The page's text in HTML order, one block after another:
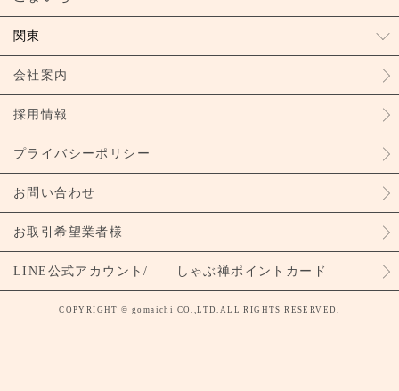
関東
会社案内
採用情報
プライバシーポリシー
お問い合わせ
お取引希望業者様
LINE公式アカウント/ しゃぶ禅ポイントカード
COPYRIGHT © gomaichi CO.,LTD.ALL RIGHTS RESERVED.